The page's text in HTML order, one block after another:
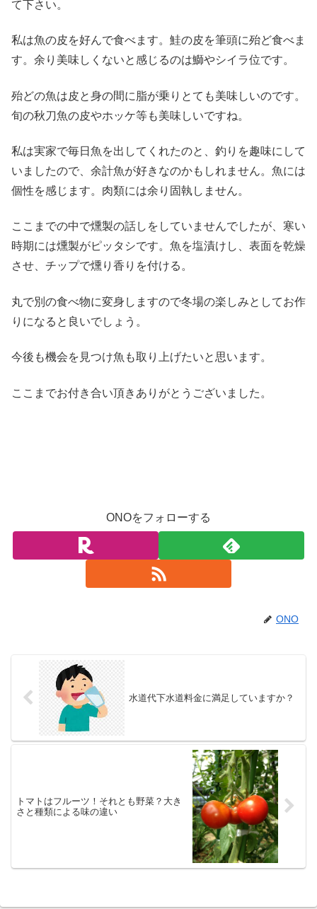
て下さい。
私は魚の皮を好んで食べます。鮭の皮を筆頭に殆ど食べま
す。余り美味しくないと感じるのは鰤やシイラ位です。
殆どの魚は皮と身の間に脂が乗りとても美味しいのです。
旬の秋刀魚の皮やホッケ等も美味しいですね。
私は実家で毎日魚を出してくれたのと、釣りを趣味にして
いましたので、余計魚が好きなのかもしれません。魚には
個性を感じます。肉類には余り固執しません。
ここまでの中で燻製の話しをしていませんでしたが、寒い
時期には燻製がピッタシです。魚を塩漬けし、表面を乾燥
させ、チップで燻り香りを付ける。
丸で別の食べ物に変身しますので冬場の楽しみとしてお作
りになると良いでしょう。
今後も機会を見つけ魚も取り上げたいと思います。
ここまでお付き合い頂きありがとうございました。
ONOをフォローする
ONO
水道代下水道料金に満足していますか？
トマトはフルーツ！それとも野菜？大き
さと種類による味の違い